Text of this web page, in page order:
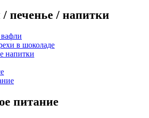
печенье / напитки
в шоколаде
напитки
питание